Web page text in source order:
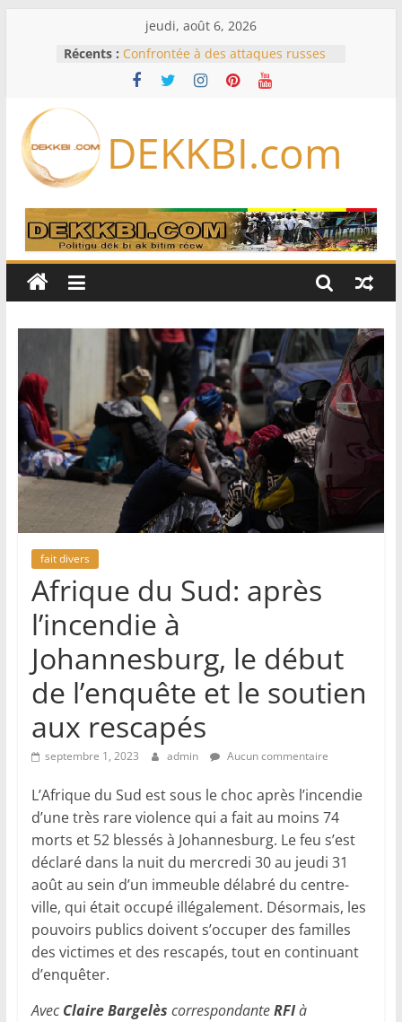
jeudi, août 6, 2026
Récents : Confrontée à des attaques russes
quotidiennes, l’Ukraine ordonne
des évacuations à Kramatorsk
policière contre le narcotrafic
Cameroun: pourquoi un
du pays
Drone explosif à Leipzig: une
menace susceptible d’impliquer
«des puissances étrangères», selon
« Des erreurs ont été commises »
DEKKBI.com
fait divers
Afrique du Sud: après
l’incendie à
Johannesburg, le début
de l’enquête et le soutien
aux rescapés
septembre 1, 2023 admin Aucun commentaire
L’Afrique du Sud est sous le choc après l’incendie
d’une très rare violence qui a fait au moins 74
morts et 52 blessés à Johannesburg. Le feu s’est
déclaré dans la nuit du mercredi 30 au jeudi 31
août au sein d’un immeuble délabré du centre-
ville, qui était occupé illégalement. Désormais, les
pouvoirs publics doivent s’occuper des familles
des victimes et des rescapés, tout en continuant
d’enquêter.
AvecClaire Bargelès correspondanteRFIà